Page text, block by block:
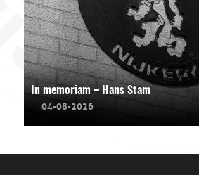
In memoriam – Hans Stam
04-08-2026